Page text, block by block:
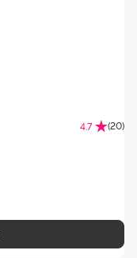
4.7 (20)